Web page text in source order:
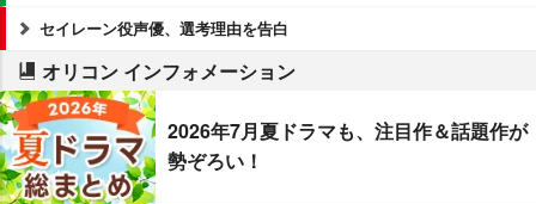
セイレーン役声優、選考理由を告白
オリコン インフォメーション
2026年7月夏ドラマも、注目作＆話題作が
勢ぞろい！